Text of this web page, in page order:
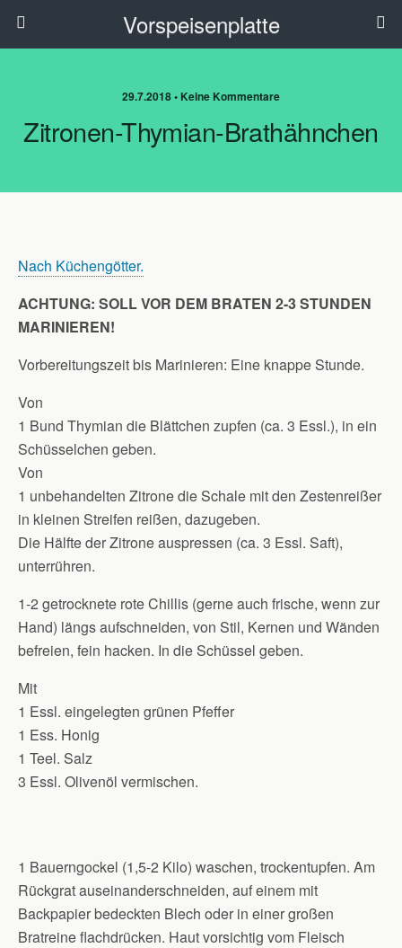
Vorspeisenplatte
29.7.2018 • Keine Kommentare
Zitronen-Thymian-Brathähnchen
Nach Küchengötter.
ACHTUNG: SOLL VOR DEM BRATEN 2-3 STUNDEN
MARINIEREN!
Vorbereitungszeit bis Marinieren: Eine knappe Stunde.
Von
1 Bund Thymian die Blättchen zupfen (ca. 3 Essl.), in ein
Schüsselchen geben.
Von
1 unbehandelten Zitrone die Schale mit den Zestenreißer
in kleinen Streifen reißen, dazugeben.
Die Hälfte der Zitrone auspressen (ca. 3 Essl. Saft),
unterrühren.
1-2 getrocknete rote Chillis (gerne auch frische, wenn zur
Hand) längs aufschneiden, von Stil, Kernen und Wänden
befreien, fein hacken. In die Schüssel geben.
Mit
1 Essl. eingelegten grünen Pfeffer
1 Ess. Honig
1 Teel. Salz
3 Essl. Olivenöl vermischen.
1 Bauerngockel (1,5-2 Kilo) waschen, trockentupfen. Am
Rückgrat auseinanderschneiden, auf einem mit
Backpapier bedeckten Blech oder in einer großen
Bratreine flachdrücken. Haut vorsichtig vom Fleisch